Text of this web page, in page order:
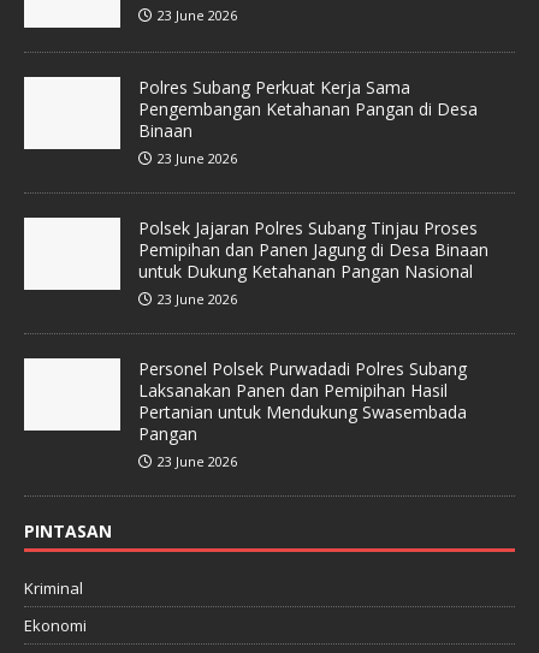
23 June 2026
Polres Subang Perkuat Kerja Sama
Pengembangan Ketahanan Pangan di Desa
Binaan
23 June 2026
Polsek Jajaran Polres Subang Tinjau Proses
Pemipihan dan Panen Jagung di Desa Binaan
untuk Dukung Ketahanan Pangan Nasional
23 June 2026
Personel Polsek Purwadadi Polres Subang
Laksanakan Panen dan Pemipihan Hasil
Pertanian untuk Mendukung Swasembada
Pangan
23 June 2026
PINTASAN
Kriminal
Ekonomi